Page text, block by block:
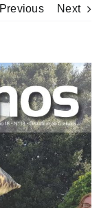
Previous Next